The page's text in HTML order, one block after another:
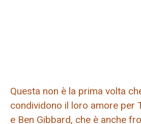
Questa non è la prima volta
condividono il loro amore per
e Ben Gibbard, che è anche